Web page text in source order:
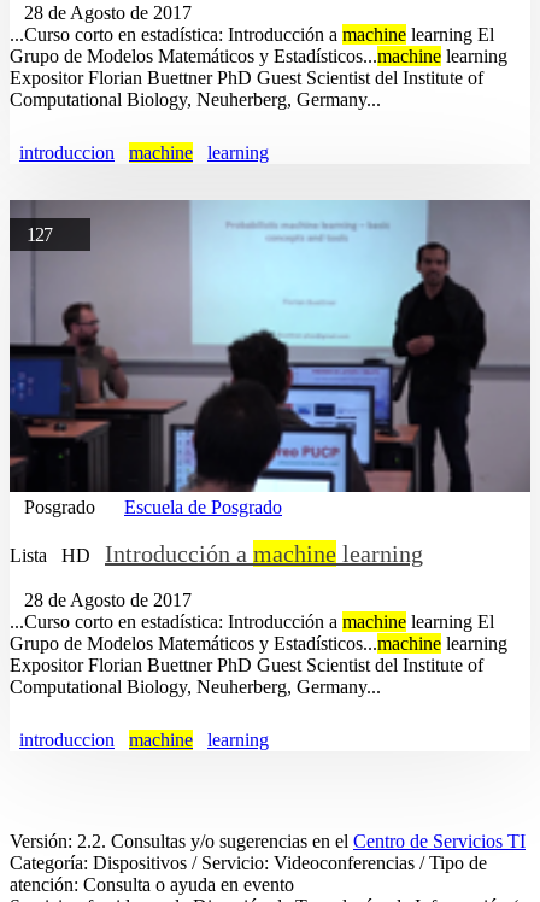
28 de Agosto de 2017
...Curso corto en estadística: Introducción a machine learning El
Grupo de Modelos Matemáticos y Estadísticos...machine learning
Expositor Florian Buettner PhD Guest Scientist del Institute of
Computational Biology, Neuherberg, Germany...
introduccion machine learning
127
Posgrado Escuela de Posgrado
Lista HD Introducción a machine learning
28 de Agosto de 2017
...Curso corto en estadística: Introducción a machine learning El
Grupo de Modelos Matemáticos y Estadísticos...machine learning
Expositor Florian Buettner PhD Guest Scientist del Institute of
Computational Biology, Neuherberg, Germany...
introduccion machine learning
Versión: 2.2. Consultas y/o sugerencias en el Centro de Servicios TI
Categoría: Dispositivos / Servicio: Videoconferencias / Tipo de
atención: Consulta o ayuda en evento